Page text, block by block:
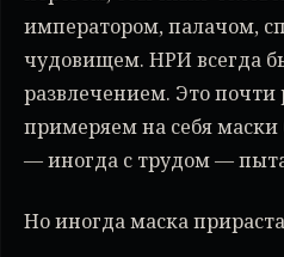
императором, палачом,
чудовищем. НРИ всегда
развлечением. Это
примеряем на себя маски
— иногда с трудом —
Но иногда маска